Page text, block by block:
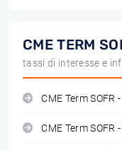
CME TERM
tassi di interesse e
CME Term SOFR
CME Term SOFR